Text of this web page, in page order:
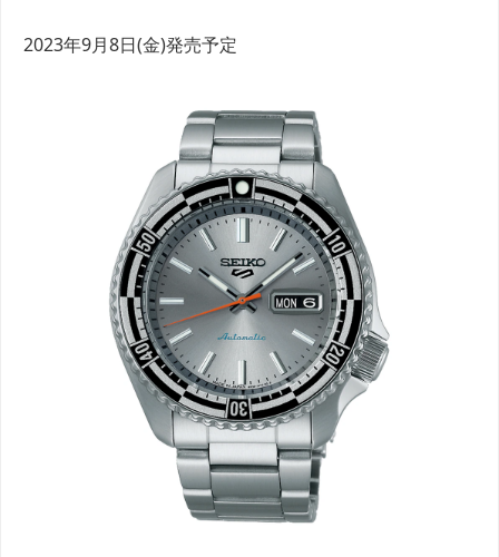
2023年9月8日(金)発売予定